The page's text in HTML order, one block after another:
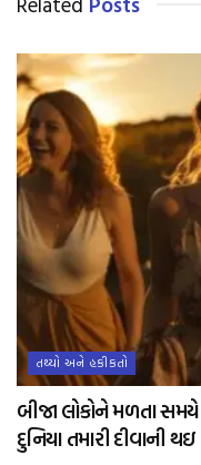
તથ્યો અને હકીકતો
બીજા લોકોને મળતા
દુનિયા તમારી દીવાની